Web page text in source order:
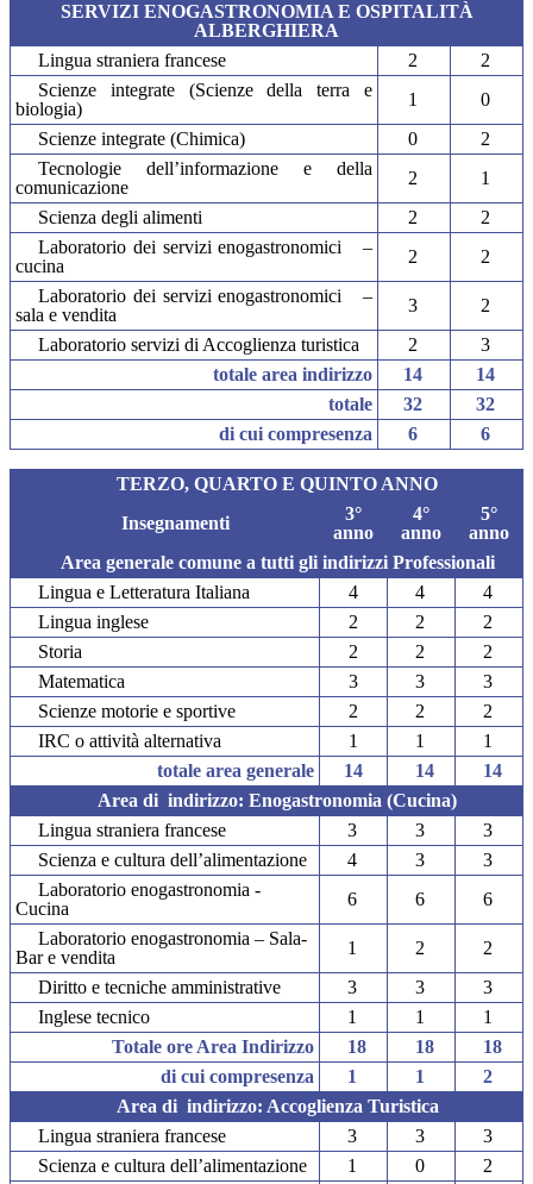
SERVIZI ENOGASTRONOMIA E OSPITALITÀ
ALBERGHIERA
Lingua straniera francese
2
2
Scienze integrate (Scienze della terra e
biologia)
1
0
Scienze integrate (Chimica)
0
2
Tecnologie dell’informazione e della
comunicazione
2
1
Scienza degli alimenti
2
2
Laboratorio dei servizi enogastronomici
–
cucina
2
2
Laboratorio dei servizi enogastronomici
–
sala e vendita
3
2
Laboratorio servizi di Accoglienza turistica
2
3
totale area indirizzo
14
14
totale
32
32
di cui compresenza
6 6
TERZO, QUARTO E QUINTO ANNO
Insegnamenti
3°
anno
4°
anno
5°
anno
Area generale comune a tutti gli indirizzi Professionali
Lingua e Letteratura Italiana
4 4
4
Lingua inglese
2 2
2
Storia
2 2
2
Matematica
3 3
3
Scienze motorie e sportive
2 2
2
IRC o attività alternativa
1 1
1
totale area generale
14 14
14
Area di indirizzo: Enogastronomia (Cucina)
Lingua straniera francese
3 3
3
Scienza e cultura dell’alimentazione
4 3
3
Laboratorio enogastronomia -
Cucina
6 6
6
Laboratorio enogastronomia – Sala-
Bar e vendita
1 2
2
Diritto e tecniche amministrative
3 3
3
Inglese tecnico
1 1
1
Totale ore Area Indirizzo
18 18
18
di cui compresenza
1 1
2
Area di indirizzo: Accoglienza Turistica
Lingua straniera francese
3 3
3
Scienza e cultura dell’alimentazione
1 0
2